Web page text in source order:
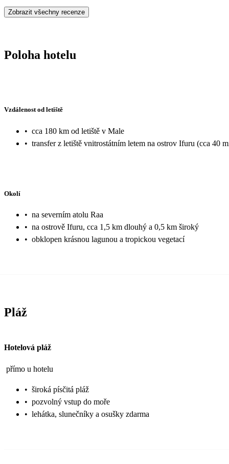
Zobrazit všechny recenze
Poloha hotelu
Vzdálenost od letiště
• cca 180 km od letiště v Male
• transfer z letiště vnitrostátním letem na ostrov Ifuru (cca 40
Okolí
• na severním atolu Raa
• na ostrově Ifuru, cca 1,5 km dlouhý a 0,5 km široký
• obklopen krásnou lagunou a tropickou vegetací
Pláž
Hotelová pláž
přímo u hotelu
• široká písčitá pláž
• pozvolný vstup do moře
• lehátka, slunečníky a osušky zdarma